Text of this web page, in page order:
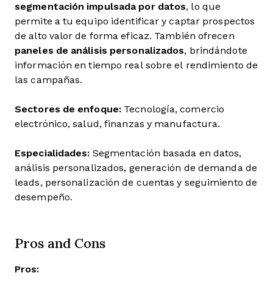
segmentación impulsada por datos, lo que
permite a tu equipo identificar y captar prospectos
de alto valor de forma eficaz. También ofrecen
paneles de análisis personalizados, brindándote
información en tiempo real sobre el rendimiento de
las campañas.
Sectores de enfoque: Tecnología, comercio
electrónico, salud, finanzas y manufactura.
Especialidades: Segmentación basada en datos,
análisis personalizados, generación de demanda de
leads, personalización de cuentas y seguimiento de
desempeño.
Pros and Cons
Pros: